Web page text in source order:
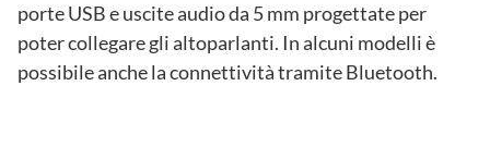
porte USB e uscite audio da 5 mm progettate per
poter collegare gli altoparlanti. In alcuni modelli è
possibile anche la connettività tramite Bluetooth.